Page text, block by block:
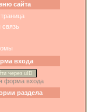
сайта
входа
через uID
форма входа
раздела